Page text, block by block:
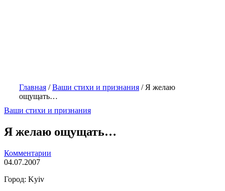
Главная /Ваши стихи и признания / Я желаю
ощущать…
Ваши стихи и признания
Я желаю ощущать…
Комментарии
04.07.2007
Город: Kyiv